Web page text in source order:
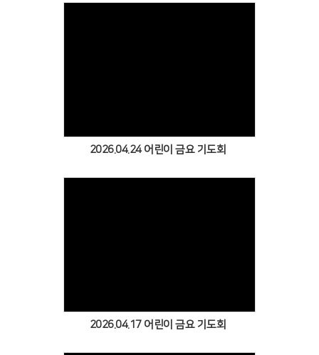
2026.04.24 어린이 금요 기도회
2026.04.17 어린이 금요 기도회